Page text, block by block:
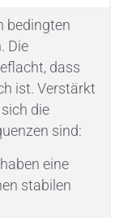
bedingten
Die
dass
ist. Verstärkt
die
sind:
eine
stabilen